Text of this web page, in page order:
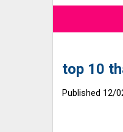
top 10
Published 12/